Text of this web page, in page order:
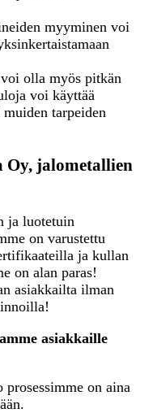
myyminen voi
olla myös pitkän
voi käyttää
tarpeiden
jalometallien
ja luotetuin
on varustettu
ja kullan
on alan paras!
asiakkailta ilman
asiakkaille
on aina